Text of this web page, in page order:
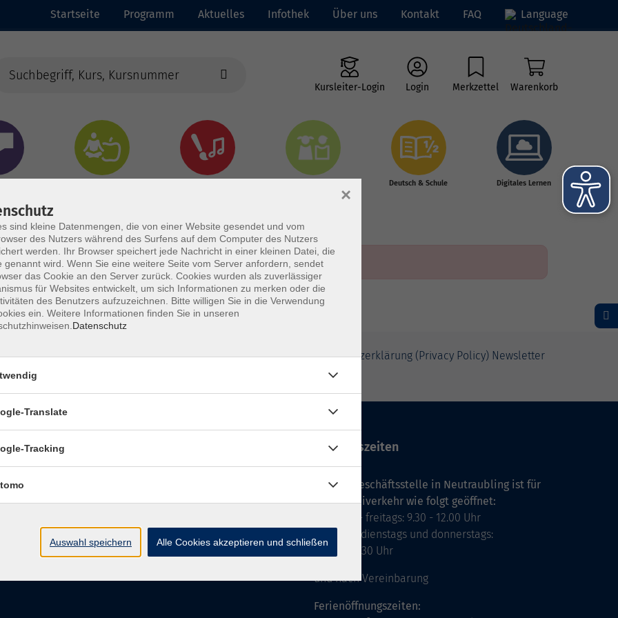
Startseite Programm Aktuelles Infothek Über uns Kontakt FAQ Language
Kursleiter-Login Login Merkzettel Warenkorb
Deutsch & Schule Digitales Lernen
Barrierefreiheitserklärung Datenschutzerklärung
Datenschutzerklärung (Privacy Policy) Newsletter
vhs Regensburger Land e. V.
93073 Neutraubling
info@vhs-regensburger-land.de
Tel: 09401 52550
Öffnungszeiten
Unsere Geschäftsstelle in Neutraubling ist für
den Parteiverkehr wie folgt geöffnet:
montags - freitags: 9.30 - 12.00 Uhr
montags, dienstags und donnerstags:
14.00 - 18.30 Uhr
und nach Vereinbarung
Ferienöffnungszeiten:
sind kleine Datenmengen, die von einer Website gesendet und vom
des Nutzers während des Surfens auf dem Computer des Nutzers
werden. Ihr Browser speichert jede Nachricht in einer kleinen Datei, die
genannt wird. Wenn Sie eine weitere Seite vom Server anfordern, sendet
das Cookie an den Server zurück. Cookies wurden als zuverlässiger
für Websites entwickelt, um sich Informationen zu merken oder die
des Benutzers aufzuzeichnen. Bitte willigen Sie in die Verwendung
ein. Weitere Informationen finden Sie in unseren
Datenschutz
×
Translate
Tracking
Auswahl speichern Alle Cookies akzeptieren und schließen